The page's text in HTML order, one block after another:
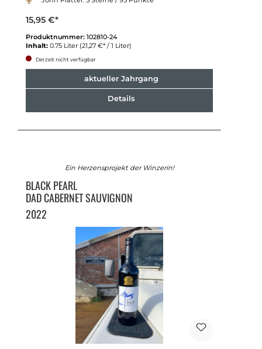
15,95 €*
Produktnummer: 102810-24
Inhalt: 0.75 Liter (21,27 €* / 1 Liter)
Derzeit nicht verfügbar
aktueller Jahrgang
Details
Ein Herzensprojekt der Winzerin!
BLACK PEARL
DAD CABERNET SAUVIGNON
2022